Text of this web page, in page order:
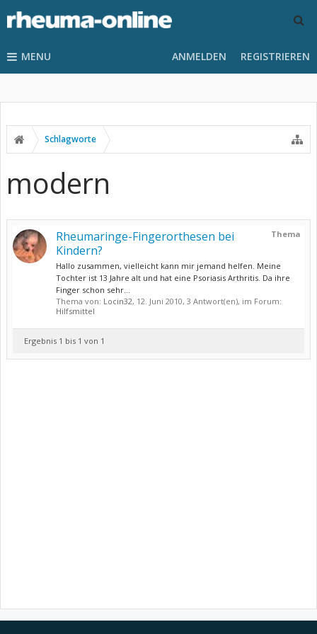
MENU ANMELDEN REGISTRIEREN
Schlagworte
modern
Thema
Rheumaringe-Fingerorthesen bei
Kindern?
Hallo zusammen, vielleicht kann mir jemand helfen. Meine
Tochter ist 13 Jahre alt und hat eine Psoriasis Arthritis. Da ihre
Finger schon sehr...
Thema von: Locin32, 12. Juni 2010, 3 Antwort(en), im Forum:
Hilfsmittel
Ergebnis 1 bis 1 von 1